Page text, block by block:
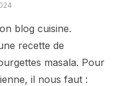
blog cuisine.
recette de
masala. Pour
il nous faut :